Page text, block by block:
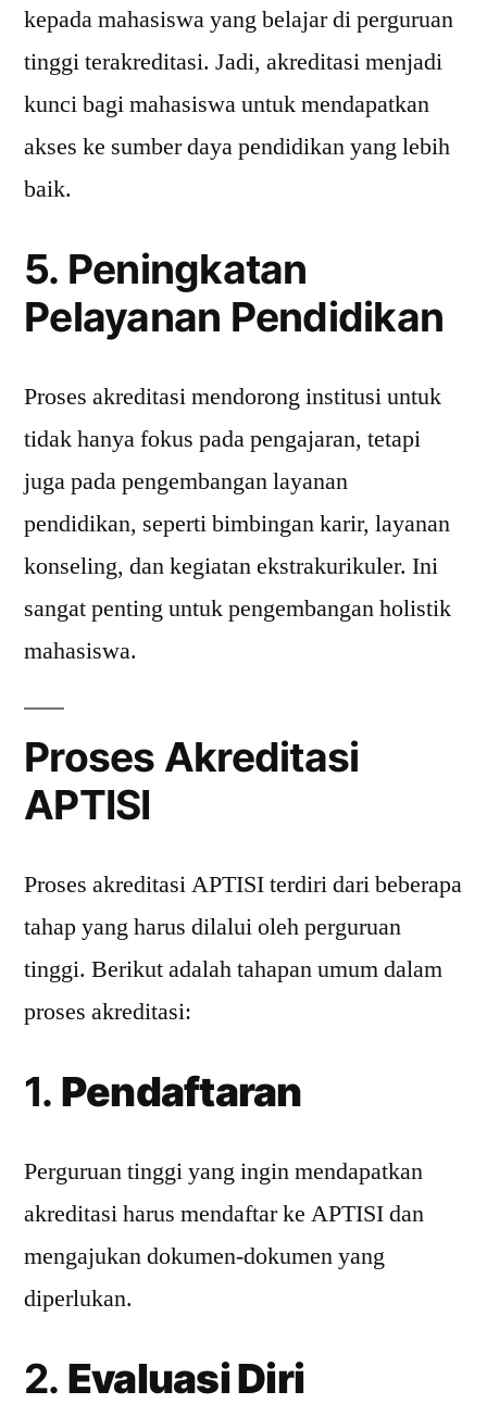
kepada mahasiswa yang belajar di perguruan
tinggi terakreditasi. Jadi, akreditasi menjadi
kunci bagi mahasiswa untuk mendapatkan
akses ke sumber daya pendidikan yang lebih
baik.
5. Peningkatan
Pelayanan Pendidikan
Proses akreditasi mendorong institusi untuk
tidak hanya fokus pada pengajaran, tetapi
juga pada pengembangan layanan
pendidikan, seperti bimbingan karir, layanan
konseling, dan kegiatan ekstrakurikuler. Ini
sangat penting untuk pengembangan holistik
mahasiswa.
Proses Akreditasi
APTISI
Proses akreditasi APTISI terdiri dari beberapa
tahap yang harus dilalui oleh perguruan
tinggi. Berikut adalah tahapan umum dalam
proses akreditasi:
1. Pendaftaran
Perguruan tinggi yang ingin mendapatkan
akreditasi harus mendaftar ke APTISI dan
mengajukan dokumen-dokumen yang
diperlukan.
2. Evaluasi Diri